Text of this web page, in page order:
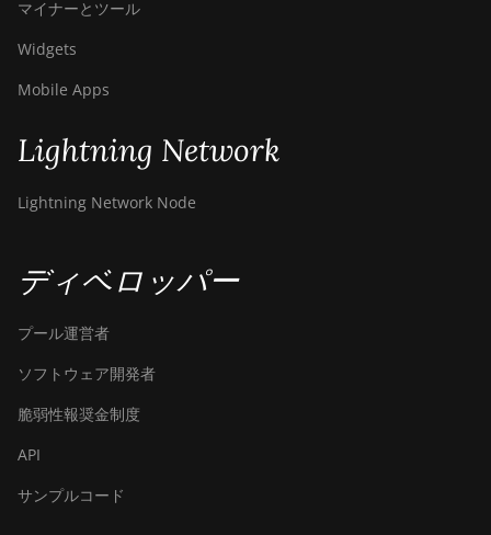
マイナーとツール
Widgets
Mobile Apps
Lightning Network
Lightning Network Node
ディベロッパー
プール運営者
ソフトウェア開発者
脆弱性報奨金制度
API
サンプルコード